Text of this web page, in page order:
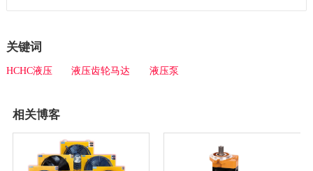
关键词
HCHC液压 液压齿轮马达 液压泵
相关博客